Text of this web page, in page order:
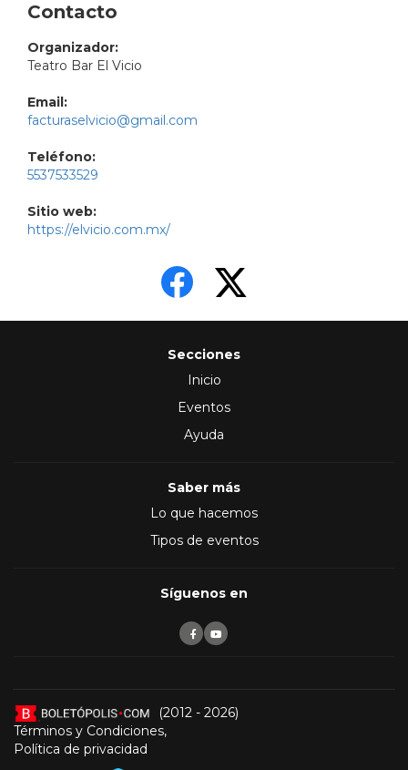
Contacto
Organizador:
Teatro Bar El Vicio
Email:
facturaselvicio@gmail.com
Teléfono:
5537533529
Sitio web:
https://elvicio.com.mx/
Secciones
Inicio
Eventos
Ayuda
Saber más
Lo que hacemos
Tipos de eventos
Síguenos en
(2012 - 2026)
Términos y Condiciones,
Política de privacidad